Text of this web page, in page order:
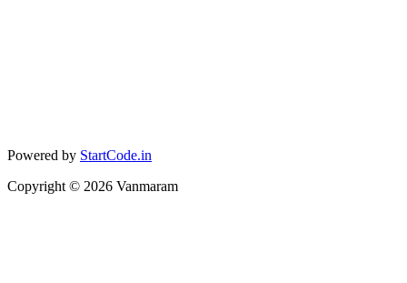
Powered by StartCode.in
Copyright © 2026 Vanmaram